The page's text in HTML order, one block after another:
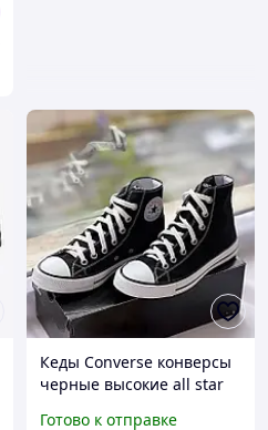
Кеды Converse конверсы
черные высокие all star
Готово к отправке